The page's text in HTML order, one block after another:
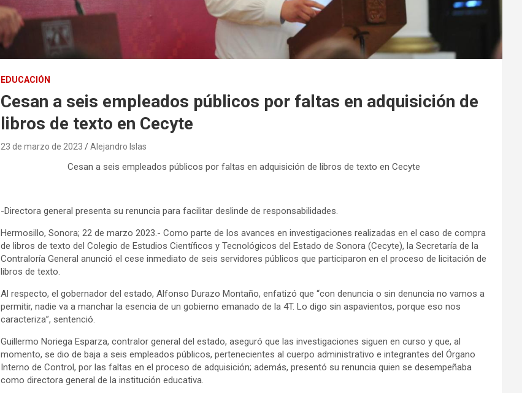
EDUCACIÓN
Cesan a seis empleados públicos por faltas en adquisición de
libros de texto en Cecyte
23 de marzo de 2023 Alejandro Islas
Cesan a seis empleados públicos por faltas en adquisición de libros de texto en Cecyte
-Directora general presenta su renuncia para facilitar deslinde de responsabilidades.
Hermosillo, Sonora; 22 de marzo 2023.- Como parte de los avances en investigaciones realizadas en el caso de compra
de libros de texto del Colegio de Estudios Científicos y Tecnológicos del Estado de Sonora (Cecyte), la Secretaría de la
Contraloría General anunció el cese inmediato de seis servidores públicos que participaron en el proceso de licitación de
libros de texto.
Al respecto, el gobernador del estado, Alfonso Durazo Montaño, enfatizó que “con denuncia o sin denuncia no vamos a
permitir, nadie va a manchar la esencia de un gobierno emanado de la 4T. Lo digo sin aspavientos, porque eso nos
caracteriza”, sentenció.
Guillermo Noriega Esparza, contralor general del estado, aseguró que las investigaciones siguen en curso y que, al
momento, se dio de baja a seis empleados públicos, pertenecientes al cuerpo administrativo e integrantes del Órgano
Interno de Control, por las faltas en el proceso de adquisición; además, presentó su renuncia quien se desempeñaba
como directora general de la institución educativa.